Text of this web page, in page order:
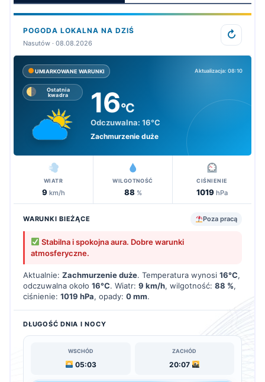
POGODA LOKALNA NA DZIŚ
Nasutów · 08.08.2026
↻
UMIARKOWANE WARUNKI Aktualizacja: 08:10
Ostatnia
kwadra
16°C
Odczuwalna: 16°C
Zachmurzenie duże
WIATR
9km/h
WILGOTNOŚĆ
88%
CIŚNIENIE
1019 hPa
WARUNKI BIEŻĄCE Poza pracą
Stabilna i spokojna aura. Dobre warunki
atmosferyczne.
Aktualnie: Zachmurzenie duże. Temperatura wynosi 16°C,
odczuwalna około 16°C. Wiatr: 9 km/h, wilgotność: 88 %,
ciśnienie: 1019 hPa, opady: 0 mm.
DŁUGOŚĆ DNIA I NOCY
WSCHÓD
05:03
ZACHÓD
20:07